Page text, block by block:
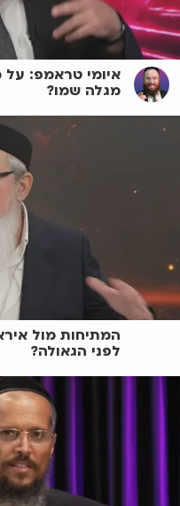
איומי טראמפ: על
מגלה שמו?
המתיחות מול
לפני הגאולה?